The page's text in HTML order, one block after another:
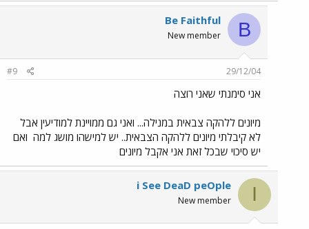
B
Be Faithful
New member
29/12/04
#9
אני סימנתי שאני רוצה
מיונים ללהקה צבאית במנילה... ואני גם ממויינת למודיעין אבל
לא קיבלתי מיונים ללהקה הצבאית.. יש למישהו מושג למה ואם
יש סיכוי שבכל זאת אני אקבל מיונים
I
i See DeaD peOple
New member